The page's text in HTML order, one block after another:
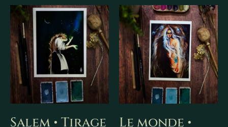
Salem • Tirage
Le monde •